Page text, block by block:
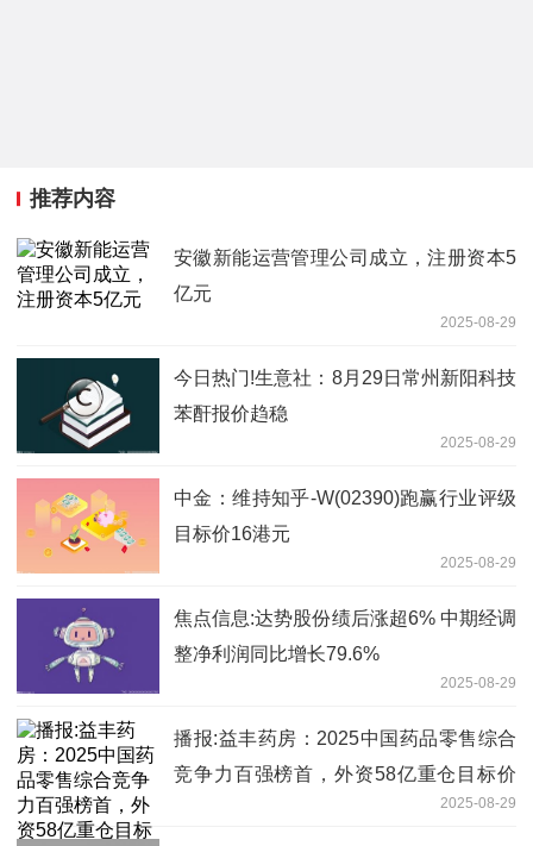
推荐内容
安徽新能运营管理公司成立，注册资本5
亿元
2025-08-29
今日热门!生意社：8月29日常州新阳科技
苯酐报价趋稳
2025-08-29
中金：维持知乎-W(02390)跑赢行业评级
目标价16港元
2025-08-29
焦点信息:达势股份绩后涨超6% 中期经调
整净利润同比增长79.6%
2025-08-29
播报:益丰药房：2025中国药品零售综合
竞争力百强榜首，外资58亿重仓目标价
2025-08-29